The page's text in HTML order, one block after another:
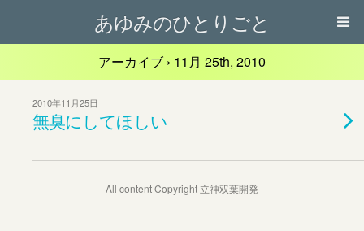
あゆみのひとりごと
アーカイブ › 11月 25th, 2010
2010年11月25日
無臭にしてほしい
All content Copyright 立神双葉開発